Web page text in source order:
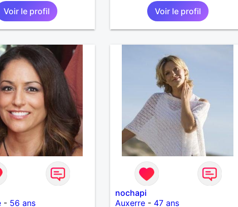
Voir le profil
Voir le profil
- 56 ans
nochapi
Auxerre- 47 ans